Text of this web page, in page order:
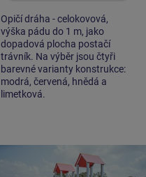
Opičí dráha - celokovová,
výška pádu do 1 m, jako
dopadová plocha postačí
trávník. Na výběr jsou čtyři
barevné varianty konstrukce:
modrá, červená, hnědá a
limetková.